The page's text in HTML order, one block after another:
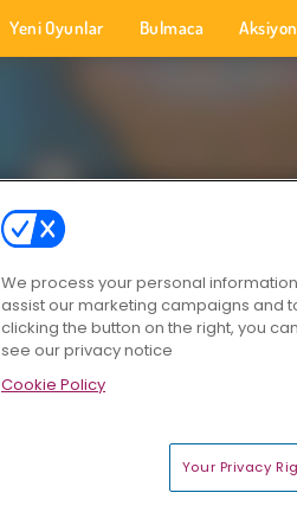
Yeni Oyunlar Bulmaca Aksiyon
We process your personal
assist our marketing campaigns and
clicking the button on the right, you
see our privacy notice
Cookie Policy
Your Privacy